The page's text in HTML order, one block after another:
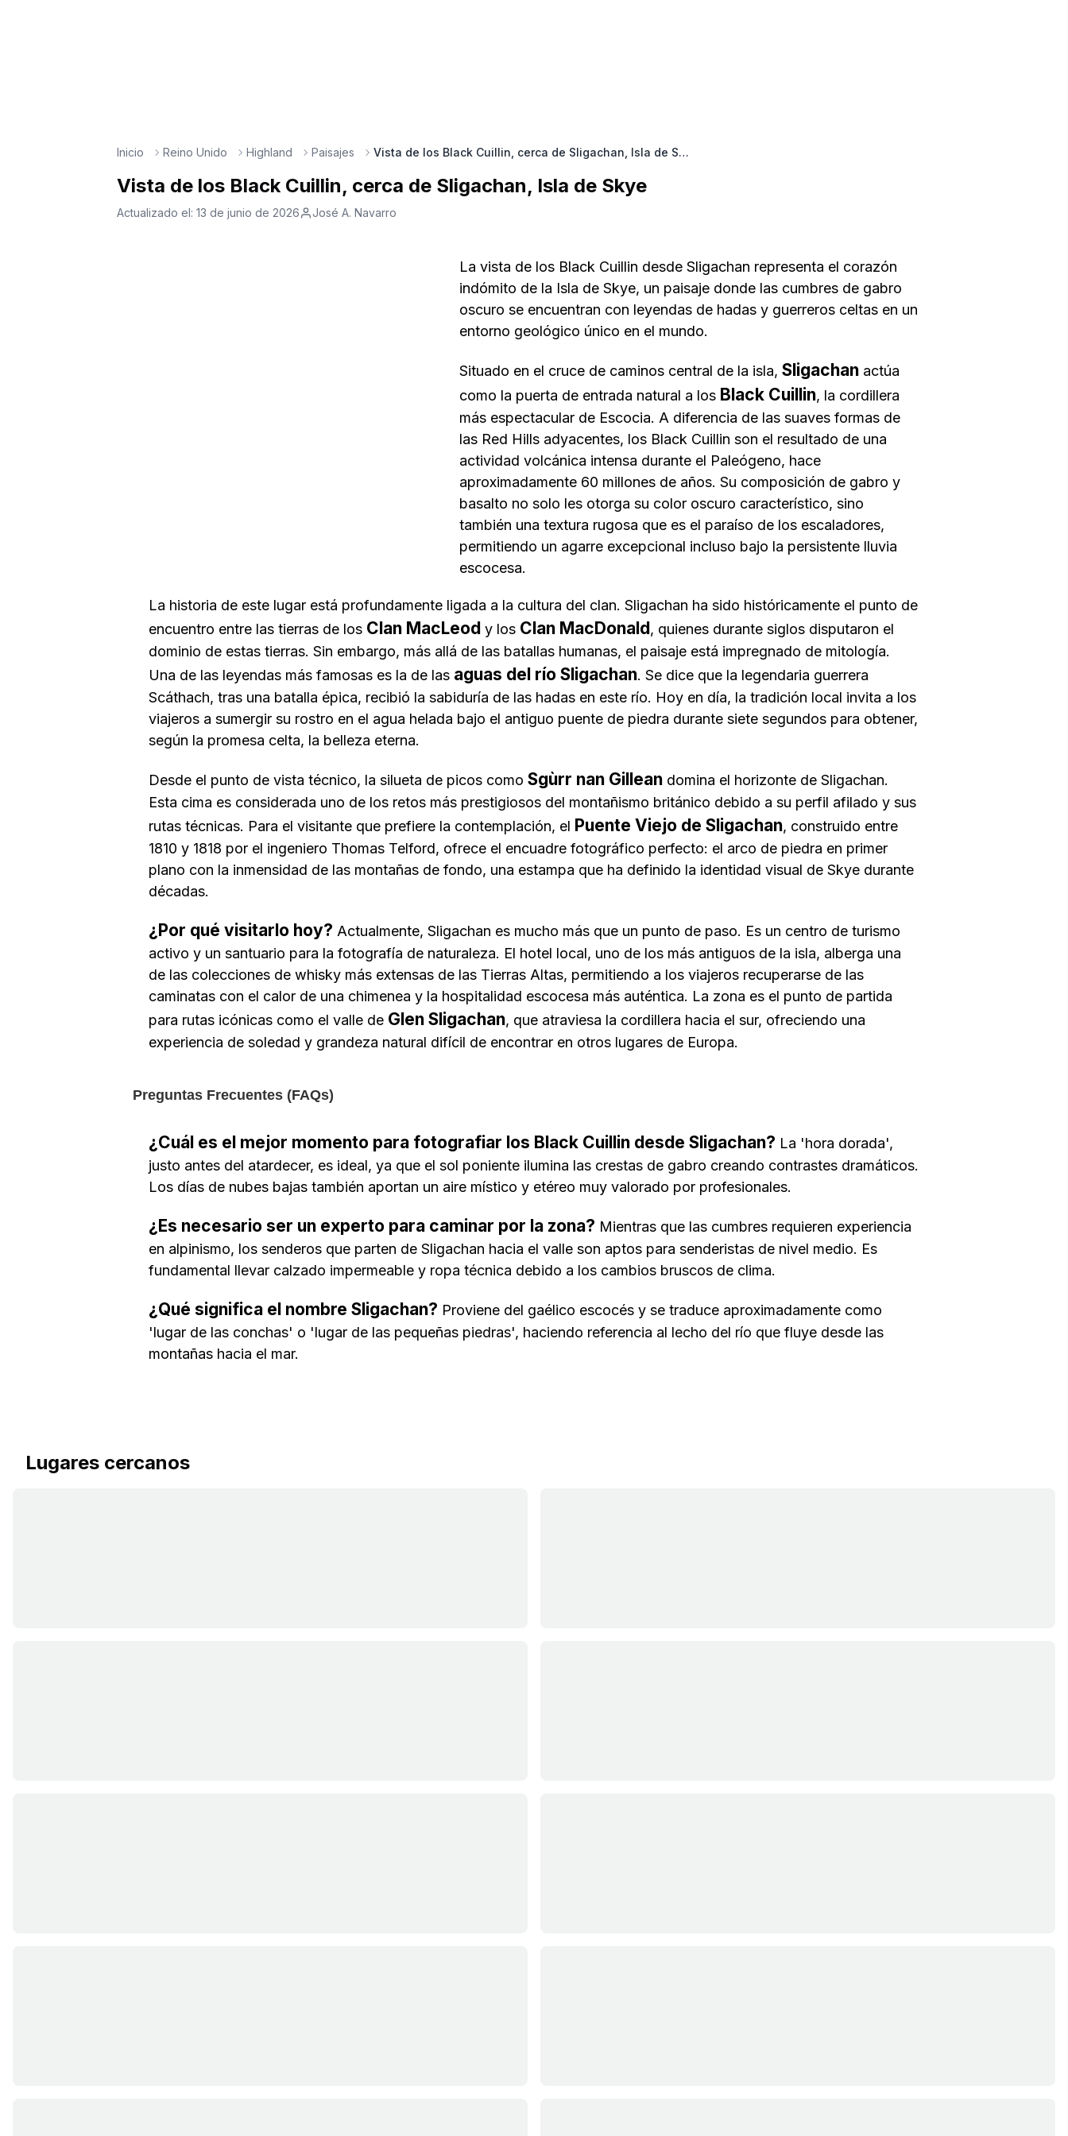
Inicio Reino Unido Highland Paisajes Vista de los Black Cuillin, cerca de Sligachan, Isla de Skye
Vista de los Black Cuillin, cerca de Sligachan, Isla de Skye
Actualizado el:13 de junio de 2026 José A. Navarro
La vista de los Black Cuillin desde Sligachan representa el corazón
indómito de la Isla de Skye, un paisaje donde las cumbres de gabro
oscuro se encuentran con leyendas de hadas y guerreros celtas en un
entorno geológico único en el mundo.
Situado en el cruce de caminos central de la isla,Sligachan actúa
como la puerta de entrada natural a los Black Cuillin, la cordillera
más espectacular de Escocia. A diferencia de las suaves formas de
las Red Hills adyacentes, los Black Cuillin son el resultado de una
actividad volcánica intensa durante el Paleógeno, hace
aproximadamente 60 millones de años. Su composición de gabro y
basalto no solo les otorga su color oscuro característico, sino
también una textura rugosa que es el paraíso de los escaladores,
permitiendo un agarre excepcional incluso bajo la persistente lluvia
escocesa.
La historia de este lugar está profundamente ligada a la cultura del clan. Sligachan ha sido históricamente el punto de
encuentro entre las tierras de los Clan MacLeod y los Clan MacDonald, quienes durante siglos disputaron el
dominio de estas tierras. Sin embargo, más allá de las batallas humanas, el paisaje está impregnado de mitología.
Una de las leyendas más famosas es la de las aguas del río Sligachan. Se dice que la legendaria guerrera
Scáthach, tras una batalla épica, recibió la sabiduría de las hadas en este río. Hoy en día, la tradición local invita a los
viajeros a sumergir su rostro en el agua helada bajo el antiguo puente de piedra durante siete segundos para obtener,
según la promesa celta, la belleza eterna.
Desde el punto de vista técnico, la silueta de picos comoSgùrr nan Gillean domina el horizonte de Sligachan.
Esta cima es considerada uno de los retos más prestigiosos del montañismo británico debido a su perfil afilado y sus
rutas técnicas. Para el visitante que prefiere la contemplación, el Puente Viejo de Sligachan, construido entre
1810 y 1818 por el ingeniero Thomas Telford, ofrece el encuadre fotográfico perfecto: el arco de piedra en primer
plano con la inmensidad de las montañas de fondo, una estampa que ha definido la identidad visual de Skye durante
décadas.
¿Por qué visitarlo hoy? Actualmente, Sligachan es mucho más que un punto de paso. Es un centro de turismo
activo y un santuario para la fotografía de naturaleza. El hotel local, uno de los más antiguos de la isla, alberga una
de las colecciones de whisky más extensas de las Tierras Altas, permitiendo a los viajeros recuperarse de las
caminatas con el calor de una chimenea y la hospitalidad escocesa más auténtica. La zona es el punto de partida
para rutas icónicas como el valle de Glen Sligachan, que atraviesa la cordillera hacia el sur, ofreciendo una
experiencia de soledad y grandeza natural difícil de encontrar en otros lugares de Europa.
Preguntas Frecuentes (FAQs)
¿Cuál es el mejor momento para fotografiar los Black Cuillin desde Sligachan? La 'hora dorada',
justo antes del atardecer, es ideal, ya que el sol poniente ilumina las crestas de gabro creando contrastes dramáticos.
Los días de nubes bajas también aportan un aire místico y etéreo muy valorado por profesionales.
¿Es necesario ser un experto para caminar por la zona? Mientras que las cumbres requieren experiencia
en alpinismo, los senderos que parten de Sligachan hacia el valle son aptos para senderistas de nivel medio. Es
fundamental llevar calzado impermeable y ropa técnica debido a los cambios bruscos de clima.
¿Qué significa el nombre Sligachan? Proviene del gaélico escocés y se traduce aproximadamente como
'lugar de las conchas' o 'lugar de las pequeñas piedras', haciendo referencia al lecho del río que fluye desde las
montañas hacia el mar.
Lugares cercanos